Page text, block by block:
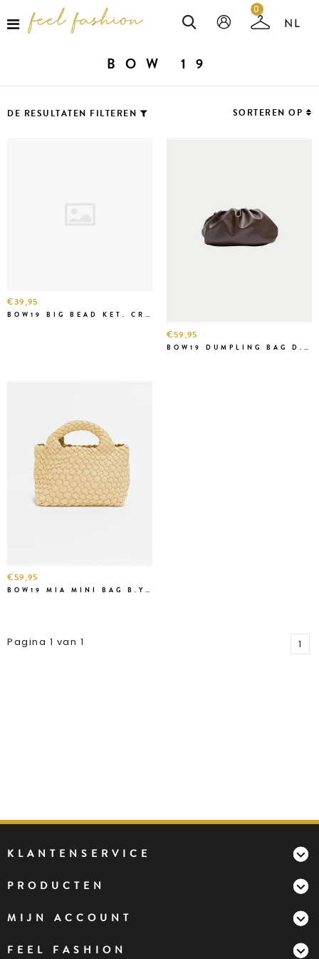
0
BOW 19
DE RESULTATEN FILTEREN SORTEREN OP
€39,95
BOW19 BIG BEAD KET. CREME
€59,95
BOW19 DUMPLING BAG D.BR
€59,95
BOW19 MIA MINI BAG B.YELL.
Pagina 1 van 1 1
KLANTENSERVICE
PRODUCTEN
MIJN ACCOUNT
FEEL FASHION